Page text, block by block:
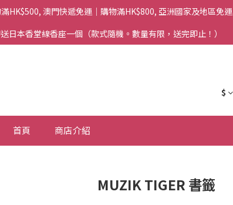
HK$500, 澳門快遞免運｜購物滿HK$800, 亞洲國家及地區免運
日本香堂線香座一個（款式隨機。數量有限，送完即止！）
$
首頁 商店介紹
MUZIK TIGER 書籤